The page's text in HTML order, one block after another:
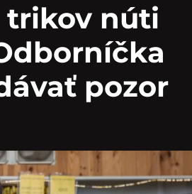
trikov núti
pozor